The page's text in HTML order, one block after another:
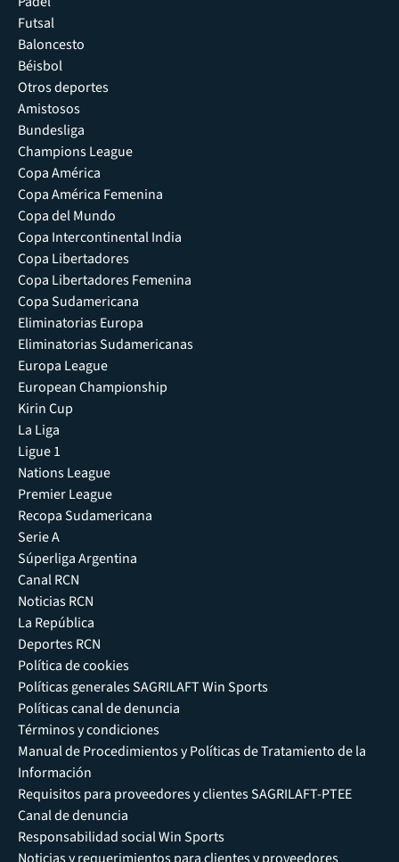
Futsal
Baloncesto
Béisbol
Otros deportes
Amistosos
Bundesliga
Champions League
Copa América
Copa América Femenina
Copa del Mundo
Copa Intercontinental India
Copa Libertadores
Copa Libertadores Femenina
Copa Sudamericana
Eliminatorias Europa
Eliminatorias Sudamericanas
Europa League
European Championship
Kirin Cup
La Liga
Ligue 1
Nations League
Premier League
Recopa Sudamericana
Serie A
Súperliga Argentina
Canal RCN
Noticias RCN
La República
Deportes RCN
Política de cookies
Políticas generales SAGRILAFT Win Sports
Políticas canal de denuncia
Términos y condiciones
Manual de Procedimientos y Políticas de Tratamiento de la
Información
Requisitos para proveedores y clientes SAGRILAFT-PTEE
Canal de denuncia
Responsabilidad social Win Sports
Noticias y requerimientos para clientes y proveedores